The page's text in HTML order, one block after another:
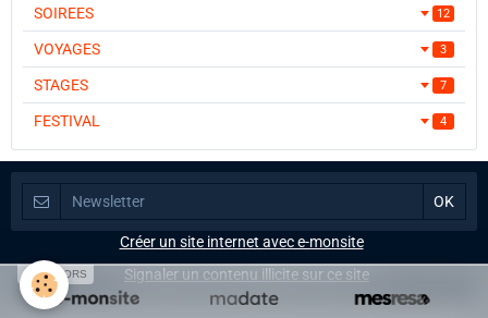
SOIREES 12
VOYAGES 3
STAGES 7
FESTIVAL 4
Créer un site internet avec e-monsite
Signaler un contenu illicite sur ce site
SPONSORS